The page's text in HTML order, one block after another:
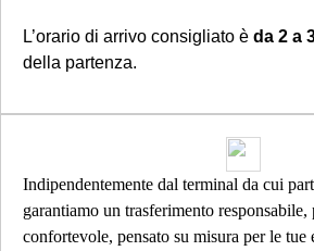
L’orario di arrivo consigliato è da 2 a
della partenza.
Indipendentemente dal terminal da cui
garantiamo un trasferimento responsabile,
confortevole, pensato su misura per le tue